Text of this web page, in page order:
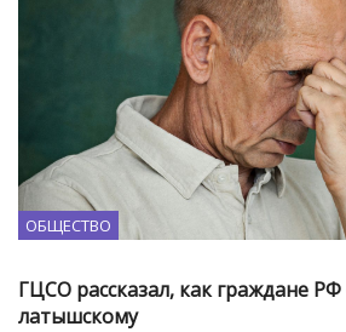
ОБЩЕСТВО
ГЦСО рассказал, как граждане
латышскому